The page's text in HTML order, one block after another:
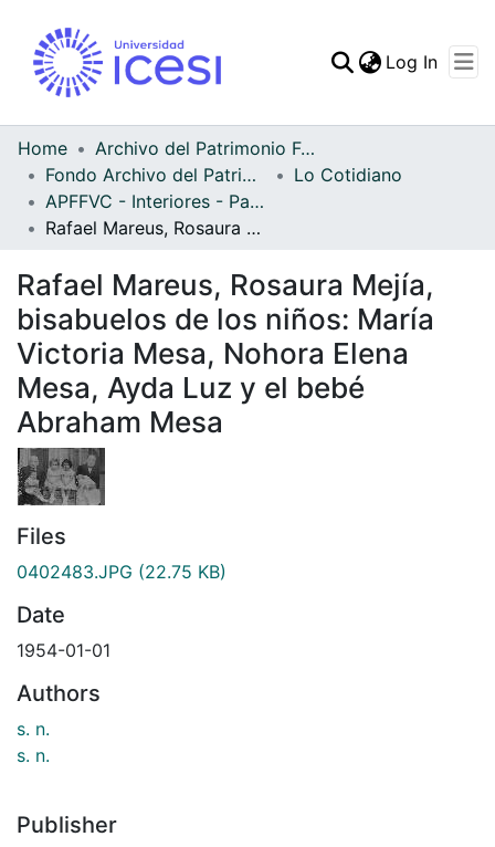
Statistics
Log In
Home
Archivo del Patrimonio Fotográfico y Fílmico del Valle del Cauca
Fondo Archivo del Patrimonio Fotográfico y Fílmico del Valle del Cauca
Lo Cotidiano
APFFVC - Interiores - Patrimonial
Rafael Mareus, Rosaura Mejía, bisabuelos de los niños: María Victoria Mesa, Nohora Elena Mesa, Ayda Luz y el bebé Abraham Mesa
Rafael Mareus, Rosaura Mejía,
bisabuelos de los niños: María
Victoria Mesa, Nohora Elena
Mesa, Ayda Luz y el bebé
Abraham Mesa
Files
0402483.JPG (22.75 KB)
Date
1954-01-01
Authors
s. n.
s. n.
Publisher